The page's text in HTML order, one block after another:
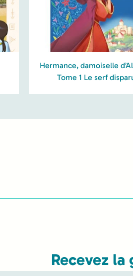
Hermance, damoiselle
Tome 1 Le serf
Recevez la